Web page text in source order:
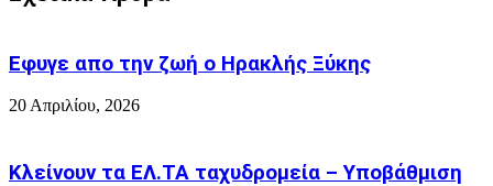
ΜΑΤΙΑ
!Β.
ΓΙΑΡΜΑΔΟΥΡΟΥ
Εφυγε απο την ζωή o Ηρακλής Ξύκης
20 Απριλίου, 2026
Κλείνουν τα ΕΛ.ΤΑ ταχυδρομεία – Υποβάθμιση